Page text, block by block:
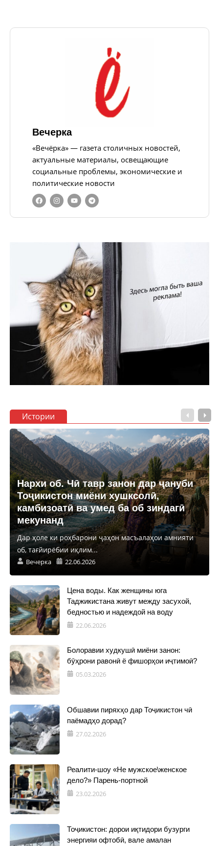
Вечерка
«Вечёрка» — газета столичных новостей,
актуальные материалы, освещающие
социальные проблемы, экономические и
политические новости
Истории
Нархи об. Чӣ тавр занон дар ҷануби
Тоҷикистон миёни хушксолӣ,
камбизоатӣ ва умед ба об зиндагӣ
мекунанд
Дар ҳоле ки роҳбарони ҷаҳон масъалаҳои амнияти
об, тағйирёбии иқлим...
Вечерка 22.06.2026
Цена воды. Как женщины юга
Таджикистана живут между засухой,
бедностью и надеждой на воду
22.06.2026
Болоравии худкушӣ миёни занон:
бӯҳрони равонӣ ё фишорҳои иҷтимоӣ?
05.03.2026
Обшавии пиряхҳо дар Тоҷикистон чӣ
паёмадҳо дорад?
27.02.2026
Реалити-шоу «Не мужское\женское
дело?» Парень-портной
23.02.2026
Тоҷикистон: дорои иқтидори бузурги
энергияи офтобӣ, вале амалан